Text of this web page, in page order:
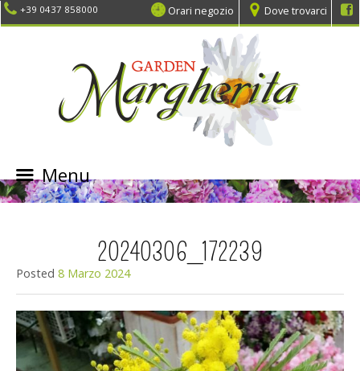
+39 0437 858000 Orari negozio Dove trovarci
Menu
SKIP
20240306_172239
Posted 8 Marzo 2024